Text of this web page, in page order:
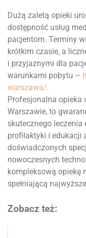
Dużą zaletą opieki
dostępność usług
pacjentom. Terminy
krótkim czasie, a
i przyjaznymi dla
warunkami pobytu –
warszawa/.
Profesjonalna
Warszawie, to
skutecznego
profilaktyki i edukacji
doświadczonych
nowoczesnych
kompleksową opiekę
spełniającą
Zobacz też: